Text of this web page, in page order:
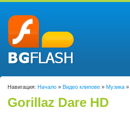
Навигация: Начало » Видео клипове » Музика »
Gorillaz Dare HD